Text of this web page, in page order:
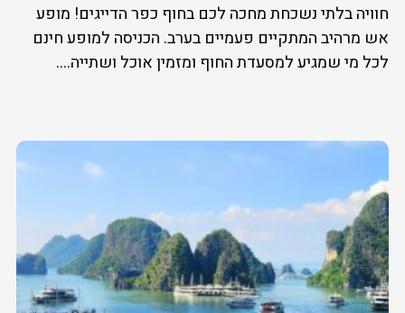
חוויה בלתי נשכחת מחכה לכם בחוף כפר הדייגים! מופע
אש מרהיב המתקיים פעמיים בערב. הכניסה למופע חינם
לכל מי שמגיע למסעדת החוף ומזמין אוכל ושתייה....